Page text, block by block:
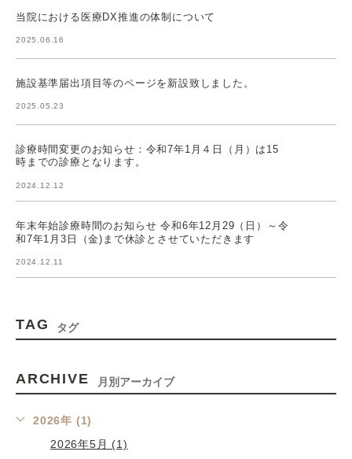
当院における医療DX推進の体制について
2025.06.16
施設基準届出項目等のページを新設致しました。
2025.05.23
診療時間変更のお知らせ：令和7年1月４日（月）は15
時までの診療となります。
2024.12.12
年末年始診療時間のお知らせ 令和6年12月29（日）～令
和7年1月3日（金)まで休診とさせていただきます
2024.12.11
TAG タグ
ARCHIVE 月別アーカイブ
2026年 (1)
2026年5月 (1)